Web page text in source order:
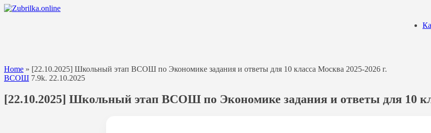
Перейти
Home » [22.10.2025] Школьный этап ВСОШ по Экономике задания и ответы для 10 класса Москва 2025-2026 г.
ВСОШ 7.9k. 22.10.2025
[22.10.2025] Школьный этап ВСОШ по Экономике задания и ответы для 10